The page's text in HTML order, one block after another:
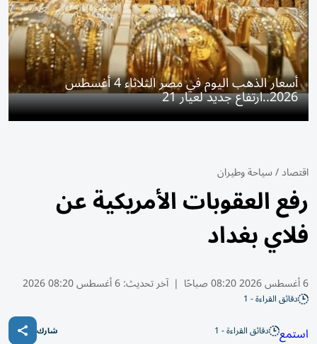
أسعار الذهب اليوم في مصر الثلاثاء 4 أغسطس
2026..ارتفاع جديد لعيار 21
اقتصاد/سياحة وطيران
رفع العقوبات الأمريكية عن
فلاي بغداد
6 أغسطس 2026 08:20 صباحًا | آخر تحديث:6 أغسطس 08:20 2026
دقائق القراءة - 1
استمع دقائق القراءة - 1 شارك